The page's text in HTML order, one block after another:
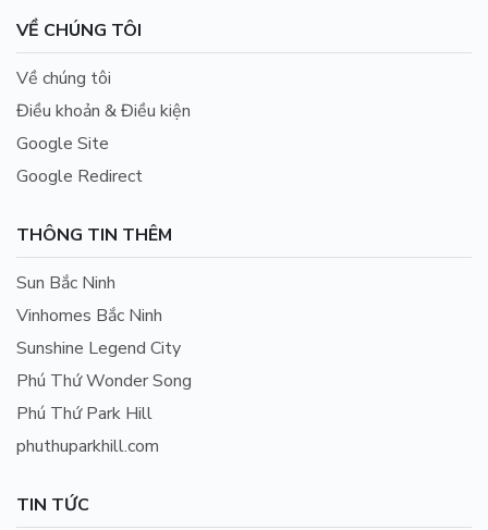
VỀ CHÚNG TÔI
Về chúng tôi
Điều khoản & Điều kiện
Google Site
Google Redirect
THÔNG TIN THÊM
Sun Bắc Ninh
Vinhomes Bắc Ninh
Sunshine Legend City
Phú Thứ Wonder Song
Phú Thứ Park Hill
phuthuparkhill.com
TIN TỨC